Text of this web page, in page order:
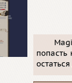
попасть